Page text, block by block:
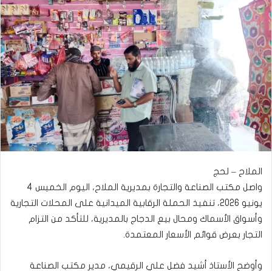
الملاح – لحج
واصل مكتب الصناعة والتجارة بمديرية الملاح، اليوم الخميس 4
يونيو 2026، تنفيذ الحملة الرقابية الميدانية على المحلات التجارية
وأسواق الأسماك ومحال بيع الدجاج بالمديرية، للتأكد من التزام
التجار بعرض قوائم الأسعار المعتمدة.
وأوضح الأستاذ أشيد فضل علي الرقيمي، مدير مكتب الصناعة